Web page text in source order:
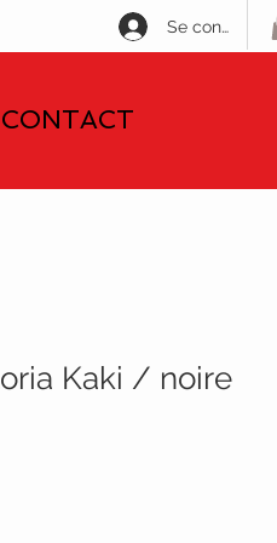
Se connecter
CONTACT
Kaki / noire